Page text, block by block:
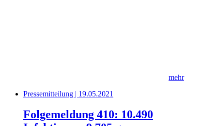
mehr
Pressemitteilung | 19.05.2021
Folgemeldung 410: 10.490